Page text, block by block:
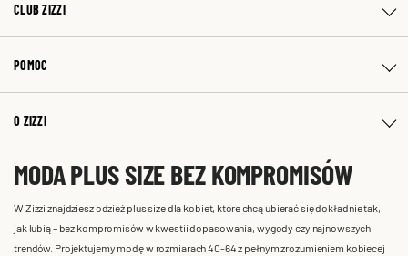
CLUB ZIZZI
POMOC
O ZIZZI
MODA PLUS SIZE BEZ KOMPROMISÓW
W Zizzi znajdziesz odzież plus size dla kobiet, które chcą ubierać się dokładnie tak,
jak lubią – bez kompromisów w kwestii dopasowania, wygody czy najnowszych
trendów. Projektujemy modę w rozmiarach 40-64 z pełnym zrozumieniem kobiecej